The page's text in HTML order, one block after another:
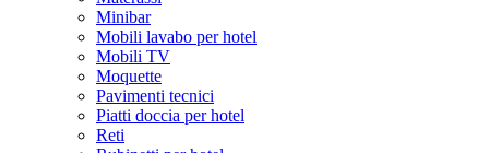
Minibar
Mobili lavabo per hotel
Mobili TV
Moquette
Pavimenti tecnici
Piatti doccia per hotel
Reti